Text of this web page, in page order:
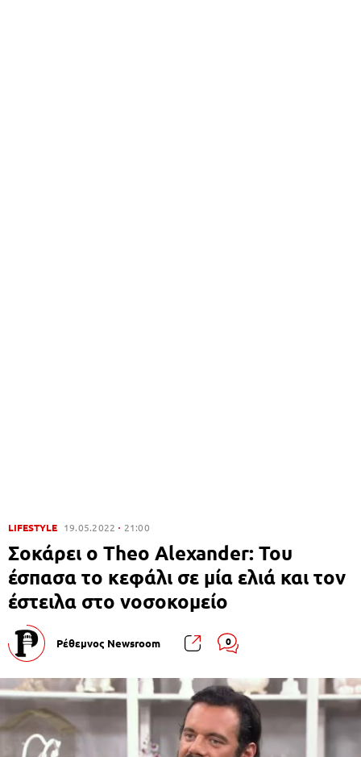
LIFESTYLE 19.05.2022 21:00
Σοκάρει ο Theo Alexander: Του
έσπασα το κεφάλι σε μία ελιά και τον
έστειλα στο νοσοκομείο
Ρέθεμνος Newsroom 0